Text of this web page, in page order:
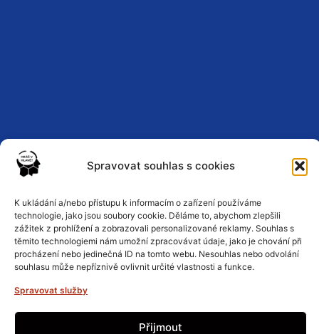
Spravovat souhlas s cookies
K ukládání a/nebo přístupu k informacím o zařízení používáme
technologie, jako jsou soubory cookie. Děláme to, abychom zlepšili
zážitek z prohlížení a zobrazovali personalizované reklamy. Souhlas s
těmito technologiemi nám umožní zpracovávat údaje, jako je chování při
procházení nebo jedinečná ID na tomto webu. Nesouhlas nebo odvolání
souhlasu může nepříznivě ovlivnit určité vlastnosti a funkce.
Spravovat služby
Přijmout
Podmínky a pravidla